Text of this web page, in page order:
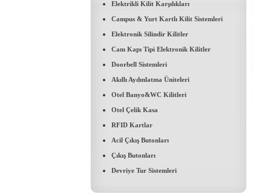
Elektrikli Kilit Karşılıkları
Campus & Yurt Kartlı Kilit Sistemleri
Elektronik Silindir Kilitler
Cam Kapı Tipi Elektronik Kilitler
Doorbell Sistemleri
Akıllı Aydınlatma Üniteleri
Otel Banyo&WC Kilitleri
Otel Çelik Kasa
RFID Kartlar
Acil Çıkış Butonları
Çıkış Butonları
Devriye Tur Sistemleri
Hotelde 1400 adet...